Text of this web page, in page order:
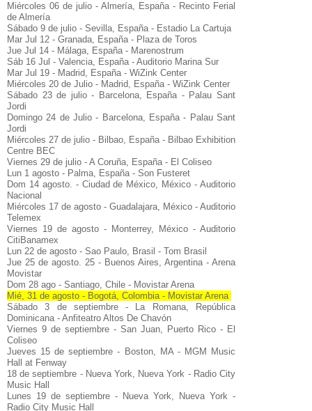
Miércoles 06 de julio - Almería, España - Recinto Ferial
de Almería
Sábado 9 de julio - Sevilla, España - Estadio La Cartuja
Mar Jul 12 - Granada, España - Plaza de Toros
Jue Jul 14 - Málaga, España - Marenostrum
Sáb 16 Jul - Valencia, España - Auditorio Marina Sur
Mar Jul 19 - Madrid, España - WiZink Center
Miércoles 20 de Julio - Madrid, España - WiZink Center
Sábado 23 de julio - Barcelona, España - Palau Sant
Jordi
Domingo 24 de Julio - Barcelona, España - Palau Sant
Jordi
Miércoles 27 de julio - Bilbao, España - Bilbao Exhibition
Centre BEC
Viernes 29 de julio - A Coruña, España - El Coliseo
Lun 1 agosto - Palma, España - Son Fusteret
Dom 14 agosto. - Ciudad de México, México - Auditorio
Nacional
Miércoles 17 de agosto - Guadalajara, México - Auditorio
Telemex
Viernes 19 de agosto - Monterrey, México - Auditorio
CitiBanamex
Lun 22 de agosto - Sao Paulo, Brasil - Tom Brasil
Jue 25 de agosto. 25 - Buenos Aires, Argentina - Arena
Movistar
Dom 28 ago - Santiago, Chile - Movistar Arena
Mié, 31 de agosto - Bogotá, Colombia - Movistar Arena
Sábado 3 de septiembre - La Romana, República
Dominicana - Anfiteatro Altos De Chavón
Viernes 9 de septiembre - San Juan, Puerto Rico - El
Coliseo
Jueves 15 de septiembre - Boston, MA - MGM Music
Hall at Fenway
18 de septiembre - Nueva York, Nueva York - Radio City
Music Hall
Lunes 19 de septiembre - Nueva York, Nueva York -
Radio City Music Hall